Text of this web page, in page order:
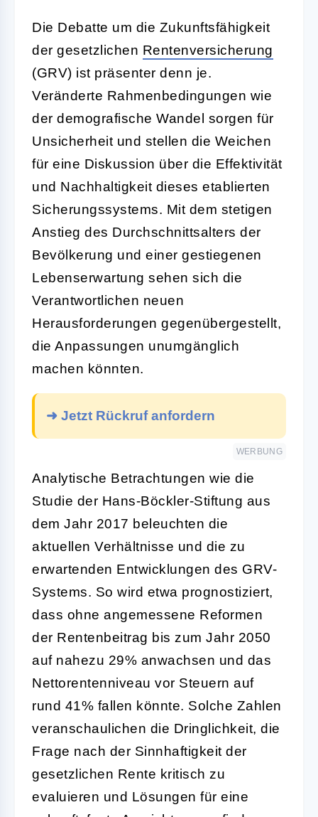
Die Debatte um die Zukunftsfähigkeit
der gesetzlichen Rentenversicherung
(GRV) ist präsenter denn je.
Veränderte Rahmenbedingungen wie
der demografische Wandel sorgen für
Unsicherheit und stellen die Weichen
für eine Diskussion über die Effektivität
und Nachhaltigkeit dieses etablierten
Sicherungssystems. Mit dem stetigen
Anstieg des Durchschnittsalters der
Bevölkerung und einer gestiegenen
Lebenserwartung sehen sich die
Verantwortlichen neuen
Herausforderungen gegenübergestellt,
die Anpassungen unumgänglich
machen könnten.
➜ Jetzt Rückruf anfordern
WERBUNG
Analytische Betrachtungen wie die
Studie der Hans-Böckler-Stiftung aus
dem Jahr 2017 beleuchten die
aktuellen Verhältnisse und die zu
erwartenden Entwicklungen des GRV-
Systems. So wird etwa prognostiziert,
dass ohne angemessene Reformen
der Rentenbeitrag bis zum Jahr 2050
auf nahezu 29% anwachsen und das
Nettorentenniveau vor Steuern auf
rund 41% fallen könnte. Solche Zahlen
veranschaulichen die Dringlichkeit, die
Frage nach der Sinnhaftigkeit der
gesetzlichen Rente kritisch zu
evaluieren und Lösungen für eine